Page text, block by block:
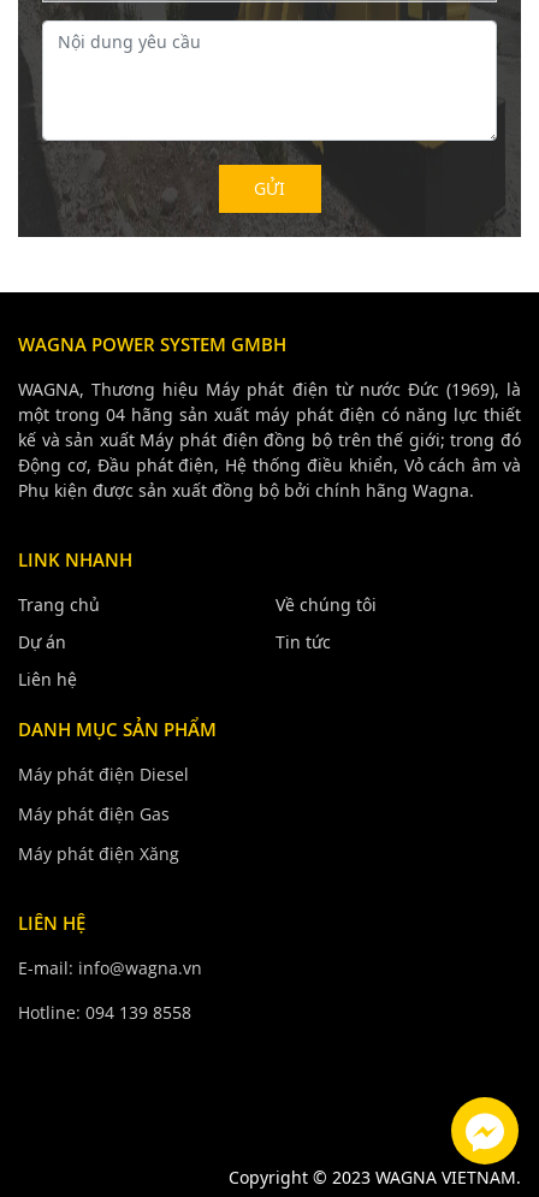
WAGNA POWER SYSTEM GMBH
WAGNA, Thương hiệu Máy phát điện từ nước Đức (1969), là
một trong 04 hãng sản xuất máy phát điện có năng lực thiết
kế và sản xuất Máy phát điện đồng bộ trên thế giới; trong đó
Động cơ, Đầu phát điện, Hệ thống điều khiển, Vỏ cách âm và
Phụ kiện được sản xuất đồng bộ bởi chính hãng Wagna.
LINK NHANH
Trang chủ
Về chúng tôi
Dự án
Tin tức
Liên hệ
DANH MỤC SẢN PHẨM
Máy phát điện Diesel
Máy phát điện Gas
Máy phát điện Xăng
LIÊN HỆ
E-mail: info@wagna.vn
Hotline: 094 139 8558
Copyright © 2023 WAGNA VIETNAM.